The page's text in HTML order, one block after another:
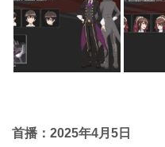
首播：2025年4月5日